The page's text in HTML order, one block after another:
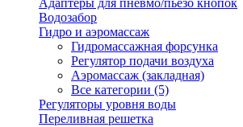
Адаптеры для пневмо/пьезо кнопок
Водозабор
Гидро и аэромассаж
Гидромассажная форсунка
Регулятор подачи воздуха
Аэромассаж (закладная)
Все категории (5)
Регуляторы уровня воды
Переливная решетка